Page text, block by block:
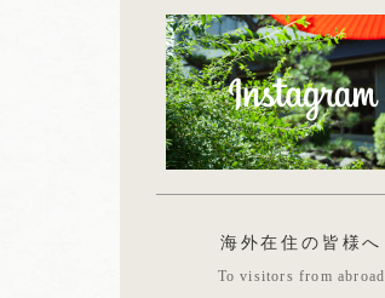
海外在住の皆様へ
To visitors from abroad